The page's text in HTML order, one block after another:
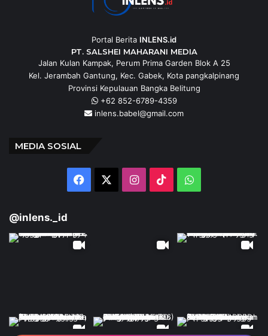
Portal Berita INLENS.id
PT. SALSHEI MAHARANI MEDIA
Jalan Kulan Kampak, Perum Prima Garden Blok A 25
Kel. Jerambah Gantung, Kec. Gabek, Kota pangkalpinang
Provinsi Kepulauan Bangka Belitung
+62 852-6789-4359
inlens.babel@gmail.com
MEDIA SOSIAL
Facebook Instagram
TikTokWhatsApp
@inlens._id